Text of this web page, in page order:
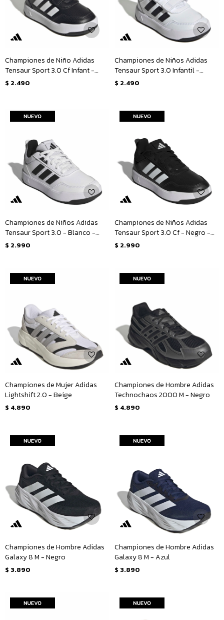
Championes de Niño Adidas
Tensaur Sport 3.0 Cf Infant -
Negro
$ 2.490
Championes de Niños Adidas
Tensaur Sport 3.0 Infantil -
Blanco - Negro
$ 2.490
Championes de Niños Adidas
Tensaur Sport 3.0 - Blanco -
Negro
$ 2.990
Championes de Niños Adidas
Tensaur Sport 3.0 Cf - Negro -
Blanco
$ 2.990
Championes de Mujer Adidas
Lightshift 2.0 - Beige
$ 4.890
Championes de Hombre Adidas
Technochaos 2000 M - Negro
$ 4.890
Championes de Hombre Adidas
Galaxy 8 M - Negro
$ 3.890
Championes de Hombre Adidas
Galaxy 8 M - Azul
$ 3.890